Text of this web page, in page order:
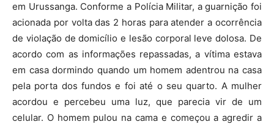
em Urussanga. Conforme a Polícia Militar, a guarnição foi
acionada por volta das 2 horas para atender a ocorrência
de violação de domicílio e lesão corporal leve dolosa. De
acordo com as informações repassadas, a vítima estava
em casa dormindo quando um homem adentrou na casa
pela porta dos fundos e foi até o seu quarto. A mulher
acordou e percebeu uma luz, que parecia vir de um
celular. O homem pulou na cama e começou a agredir a